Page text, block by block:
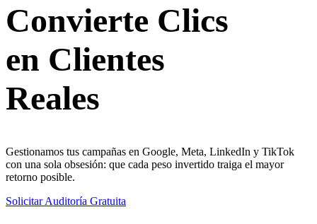
Convierte Clics
en Clientes
Reales
Gestionamos tus campañas en Google, Meta, LinkedIn y TikTok
con una sola obsesión: que cada peso invertido traiga el mayor
retorno posible.
Solicitar Auditoría Gratuita